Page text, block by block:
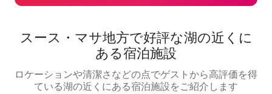
スース・マサ地方で好評な湖の近くに
ある宿泊施設
ロケーションや清潔さなどの点でゲストから高評価を得
ている湖の近くにある宿泊施設をご紹介します